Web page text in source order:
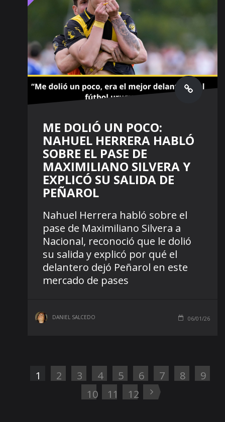
ME DOLIÓ UN POCO:
NAHUEL HERRERA HABLÓ
SOBRE EL PASE DE
MAXIMILIANO SILVERA Y
EXPLICÓ SU SALIDA DE
PEÑAROL
Nahuel Herrera habló sobre el
pase de Maximiliano Silvera a
Nacional, reconoció que le dolió
su salida y explicó por qué el
delantero dejó Peñarol en este
mercado de pases
DANIEL SALCEDO 06/01/26
1 2 3 4 5 6 7 8
9
10
11 12